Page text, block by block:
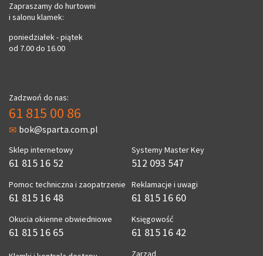
Zapraszamy do hurtowni
i salonu klamek:
poniedziałek - piątek
od 7.00 do 16.00
Zadzwoń do nas:
61 815 00 86
bok@sparta.com.pl
Sklep internetowy
61 815 16 52
Pomoc techniczna i zaopatrzenie
61 815 16 48
Okucia okienne obwiedniowe
61 815 16 65
Systemy Master Key
512 093 547
Reklamacje i uwagi
61 815 16 60
Księgowość
61 815 16 42
Zarząd